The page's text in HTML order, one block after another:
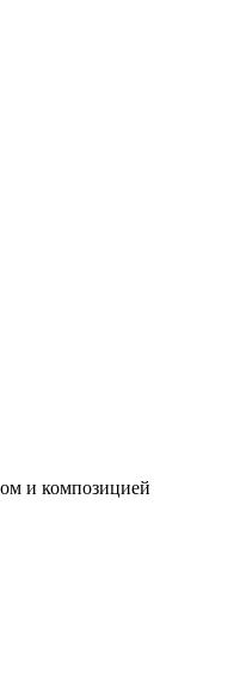
и композицией